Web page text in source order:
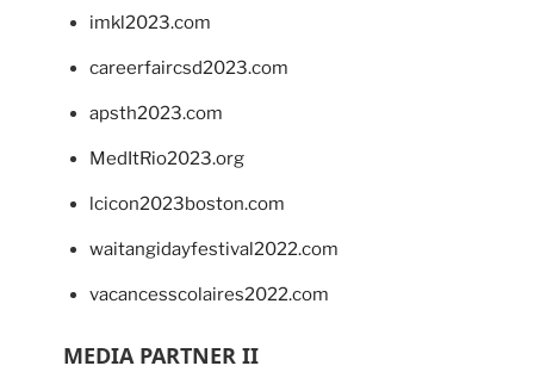
imkl2023.com
careerfaircsd2023.com
apsth2023.com
MedItRio2023.org
lcicon2023boston.com
waitangidayfestival2022.com
vacancesscolaires2022.com
MEDIA PARTNER II